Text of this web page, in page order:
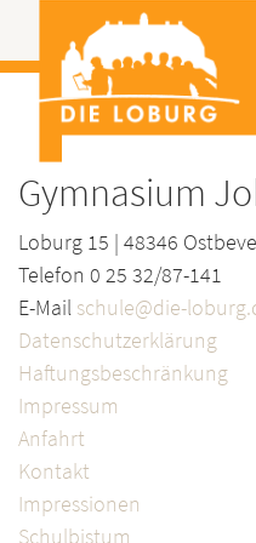
Gymnasium
Loburg 15 | 48346
Telefon 0 25 32/87-141
E-Mail schule@die-
Datenschutzerklärung
Haftungsbeschränkung
Impressum
Anfahrt
Kontakt
Impressionen
Schulbistum